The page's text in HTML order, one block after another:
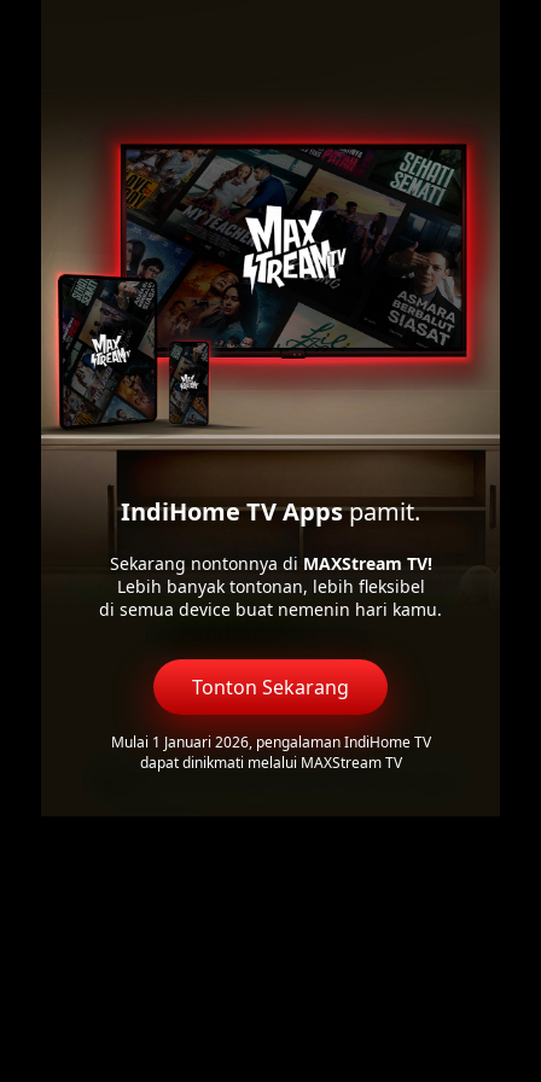
IndiHome TV Appspamit.
Sekarang nontonnya di MAXStream TV!
Lebih banyak tontonan, lebih fleksibel
di semua device buat nemenin hari kamu.
Tonton Sekarang
Mulai 1 Januari 2026, pengalaman IndiHome TV
dapat dinikmati melalui MAXStream TV